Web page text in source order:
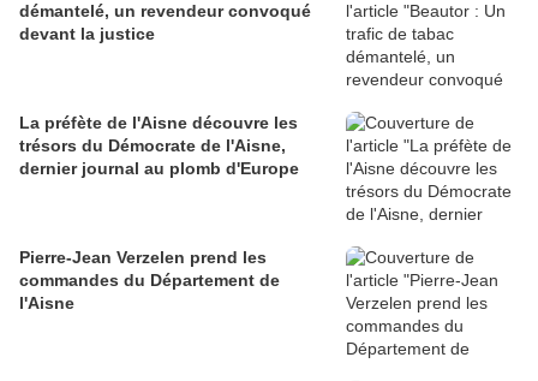
démantelé, un revendeur convoqué
devant la justice
La préfète de l'Aisne découvre les
trésors du Démocrate de l'Aisne,
dernier journal au plomb d'Europe
Pierre-Jean Verzelen prend les
commandes du Département de
l'Aisne